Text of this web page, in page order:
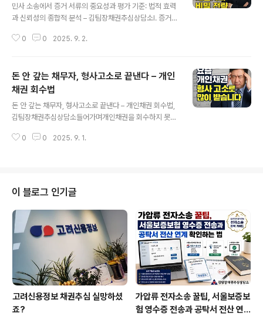
민사 소송에서 증거 서류의 중요성과 평가 기준: 법적 효력
과 신뢰성의 종합적 분석 – 김팀장채권추심상담소I. 증거
는 단순 참고자료가 아니라 재판의 성패를 가르는 핵심 무
도 변하지 않는 고정성을 가지며, 특히 처분 문서(계약서·차
용증 등)는 진정성이 인정되면 곧바로 법적 사실로 받아들
여질 수 있습니다.⸻II. 입증 책임과 문서 증거의 관계
민사소송법은 자유심증주의를 채택하고 있습니다. 판사는
전체 증거와 경험칙을 종합해 판단하는데, 이때 문서 증거
는 가장 직접적이고 설득력 있는 자료로 작용합니다. 계약
0 0 2025. 9. 2.
돈 안 갚는 채무자, 형사고소로 끝낸다 – 개인
채권 회수법
돈 안 갚는 채무자, 형사고소로 끝낸다 – 개인채권 회수법,
김팀장채권추심상담소들어가며개인채권을 회수하지 못해
고, 돈은 못 돌려받는다”라는 불안이 크죠. 하지만 최근에
성이 높아집니다.⸻형사고소가 강력한 이유심리적 압
박 효과민사소송은 돈을 갚으라는 판결만 받을 뿐, 채무자
가 버티면 집행이 어렵습니다. 반면 형사고소는 사기죄 성
립 시 형사처벌로 이어지기 때문에 채무자에게 훨씬 강한
압박이 됩니다. 경찰서 조사 통보, 검찰 송치, 형사재판 가
능성만으로도 대부분의 채무자들은 합의를 시도합니다..
0 0 2025. 9. 1.
이 블로그 인기글
고려신용정보 채권추심 실망하셨
죠?
가압류 전자소송 꿀팁, 서울보증보
험 영수증 전송과 공탁서 전산 연